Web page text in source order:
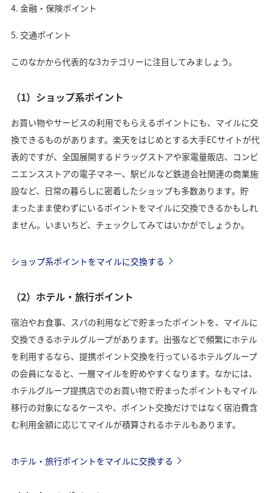
金融・保険ポイント
交通ポイント
このなかから代表的な3カテゴリーに注目してみましょう。
（1）ショップ系ポイント
お買い物やサービスの利用でもらえるポイントにも、マイルに交
換できるものがあります。楽天をはじめとする大手ECサイトが代
表的ですが、全国展開するドラッグストアや家電量販店、コンビ
ニエンスストアの電子マネー、駅ビルなど鉄道会社関連の商業施
設など、日常の暮らしに密着したショップも多数あります。貯
まったまま使わずにいるポイントをマイルに交換できるかもしれ
ません。いまいちど、チェックしてみてはいかがでしょうか。
ショップ系ポイントをマイルに交換する
（2）ホテル・旅行ポイント
宿泊やお食事、スパの利用などで貯まったポイントを、マイルに
交換できるホテルグループがあります。出張などで頻繁にホテル
を利用するなら、提携ポイント交換を行っているホテルグループ
の会員になると、一層マイルを貯めやすくなります。なかには、
ホテルグループ提携店でのお買い物で貯まったポイントもマイル
移行の対象になるケースや、ポイント交換だけではなく宿泊費含
む利用金額に応じてマイルが積算されるホテルもあります。
ホテル・旅行ポイントをマイルに交換する